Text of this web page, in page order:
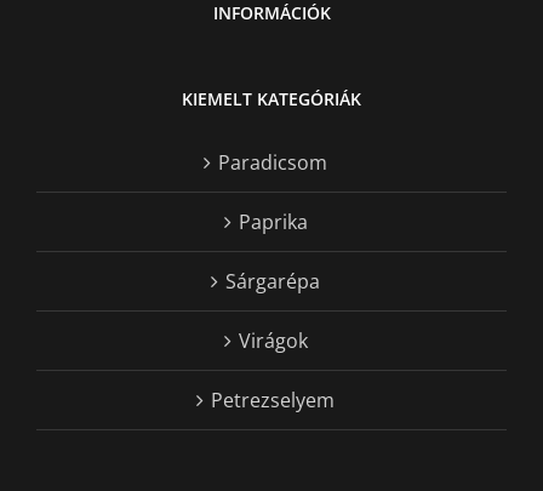
INFORMÁCIÓK
KIEMELT KATEGÓRIÁK
Paradicsom
Paprika
Sárgarépa
Virágok
Petrezselyem